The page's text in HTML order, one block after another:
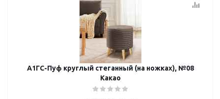
А1ГС-Пуф круглый стеганный (на ножках), №08
Какао